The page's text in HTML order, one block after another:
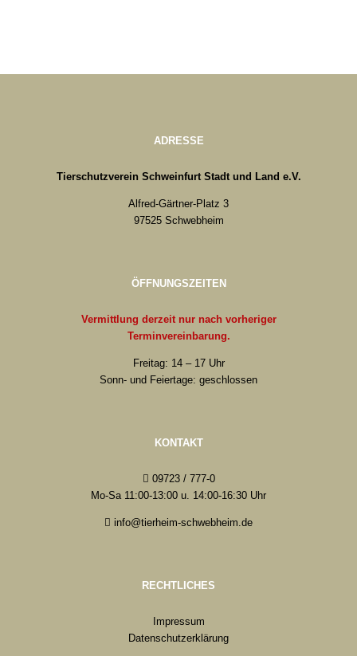
ADRESSE
Tierschutzverein Schweinfurt Stadt und Land e.V.
Alfred-Gärtner-Platz 3
97525 Schwebheim
ÖFFNUNGSZEITEN
Vermittlung derzeit nur nach vorheriger
Terminvereinbarung.
Freitag: 14 – 17 Uhr
Sonn- und Feiertage: geschlossen
KONTAKT
09723 / 777-0
Mo-Sa 11:00-13:00 u. 14:00-16:30 Uhr
info@tierheim-schwebheim.de
RECHTLICHES
Impressum
Datenschutzerklärung